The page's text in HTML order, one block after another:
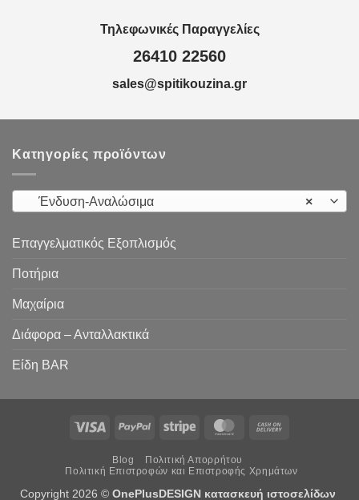
Τηλεφωνικές Παραγγελίες
26410 22560
sales@spitikouzina.gr
Κατηγορίες προϊόντων
×
Ένδυση-Αναλώσιμα
Επαγγελματικός Εξοπλισμός
Ποτήρια
Μαχαίρια
Διάφορα – Ανταλλακτικά
Είδη ΒAR
Visa PayPal Stripe MasterCard
Blog
Πολιτική Απορρήτου
Πολιτική Επιστροφών και Επιστροφής Χρημάτων
Copyright 2026 © OnePlusDESIGN κατασκευή ιστοσελίδων